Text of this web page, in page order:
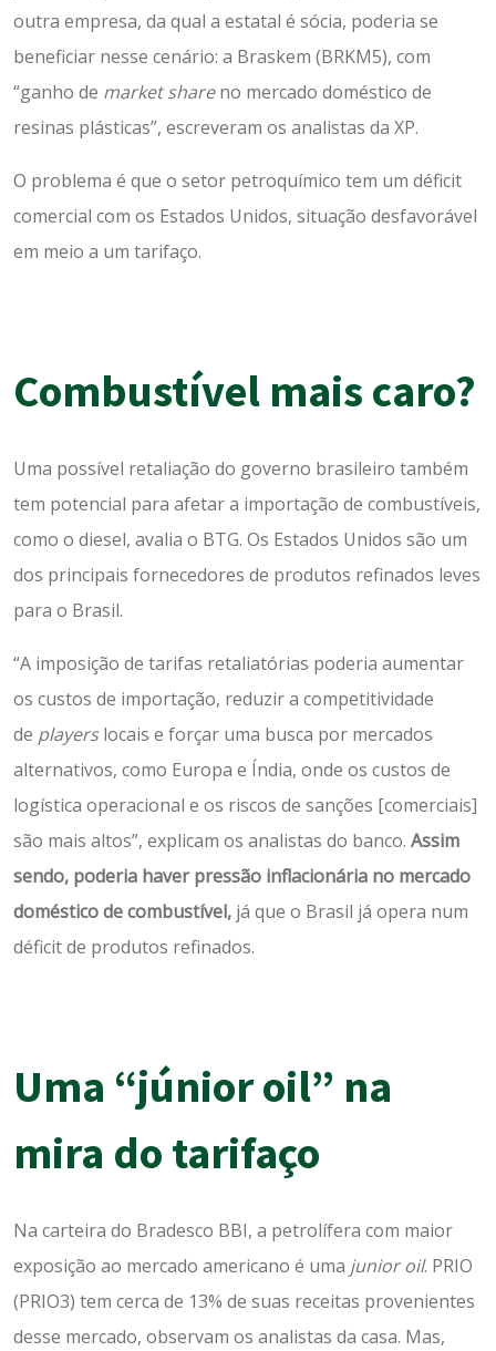
outra empresa, da qual a estatal é sócia, poderia se
beneficiar nesse cenário: a Braskem (BRKM5), com
“ganho de market shareno mercado doméstico de
resinas plásticas”, escreveram os analistas da XP.
O problema é que o setor petroquímico tem um déficit
comercial com os Estados Unidos, situação desfavorável
em meio a um tarifaço.
Combustível mais caro?
Uma possível retaliação do governo brasileiro também
tem potencial para afetar a importação de combustíveis,
como o diesel, avalia o BTG. Os Estados Unidos são um
dos principais fornecedores de produtos refinados leves
para o Brasil.
“A imposição de tarifas retaliatórias poderia aumentar
os custos de importação, reduzir a competitividade
de playerslocais e forçar uma busca por mercados
alternativos, como Europa e Índia, onde os custos de
logística operacional e os riscos de sanções [comerciais]
são mais altos”, explicam os analistas do banco. Assim
sendo, poderia haver pressão inflacionária no mercado
doméstico de combustível, já que o Brasil já opera num
déficit de produtos refinados.
Uma “júnior oil” na
mira do tarifaço
Na carteira do Bradesco BBI, a petrolífera com maior
exposição ao mercado americano é uma junior oil. PRIO
(PRIO3) tem cerca de 13% de suas receitas provenientes
desse mercado, observam os analistas da casa. Mas,